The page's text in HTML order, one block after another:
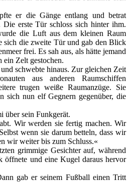
er die Gänge entlang und betrat
erste Tür schloss sich hinter ihm.
die Luft aus dem kleinen Raum
sich die zweite Tür und gab den Blick
frei. Es sah aus, als hätte jemand
Zelt gestochen.
schwebte hinaus. Zur gleichen Zeit
aus anderen Raumschiffen
trugen weiße Raumanzüge. Sie
sich nun elf Gegnern gegenüber, die
über sein Funkgerät.
Wir werden sie fertig machen. Wir
wenn sie darum betteln, dass wir
wir weiter bis zum Schluss.«
grimmige Gesichter auf, während
öffnete und eine Kugel daraus hervor
gab er seinem Fußball einen Tritt